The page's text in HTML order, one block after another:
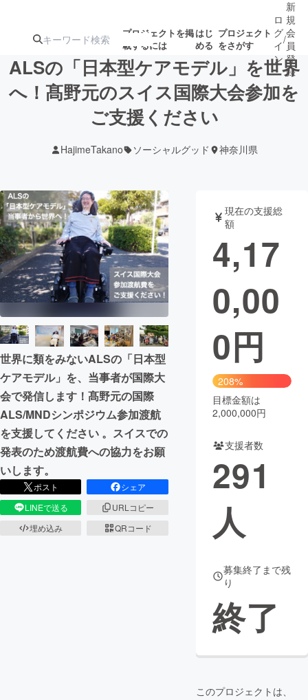
プロジェクトを掲
載するには
はじ
める
プロジェクト
をさがす
注目の新着プロ募集終了が近いプ
テクノロジー・ガジェット
映像・映画 書籍・雑誌
ビジネス・起業 チャレンジ
まちづくり・地域活性化
CAMPFIRE for Social Good
CAMPFIRE Creation
CAMPFIREふるさと納税
コミュニティ
ロ
グ
イ
ン
/
新
規
会
員
登
録
ALSの「日本型ケアモデル」を世界
へ！髙野元のスイス国際大会参加を
ご支援ください
HajimeTakano ソーシャルグッド 神奈川県
世界に類をみないALSの「日本型
ケアモデル」を、当事者が国際大
会で発信します！髙野元の国際
ALS/MNDシンポジウム参加渡航
を支援してください 。スイスでの
発表のため渡航費への協力をお願
いします。
ポスト
シェア
LINEで送る
URLコピー
埋め込み
QRコード
現在の支援総
額
4,17
0,00
0円
208%
目標金額は
2,000,000円
支援者数
291
人
募集終了まで残
り
終了
このプロジェクトは、